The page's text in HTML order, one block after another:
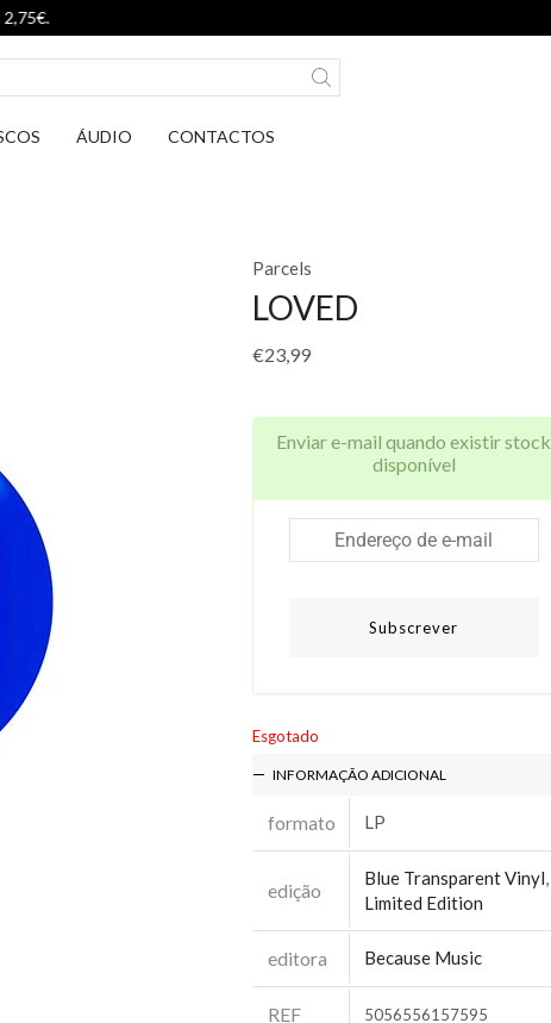
ÁUDIO CONTACTOS
Parcels
LOVED
€23,99
Enviar e-mail quando existir stock
disponível
Subscrever
Esgotado
INFORMAÇÃO ADICIONAL
formato LP
edição
Blue Transparent Vinyl,
Limited Edition
editora Because Music
REF 5056556157595